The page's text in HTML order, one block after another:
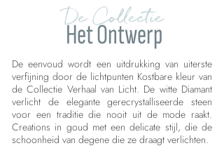
De Collectie
Het Ontwerp
De eenvoud wordt een uitdrukking van uiterste
verfijning door de lichtpunten Kostbare kleur van
de Collectie Verhaal van Licht. De witte Diamant
verlicht de elegante gerecrystalliseerde steen
voor een traditie die nooit uit de mode raakt.
Creations in goud met een delicate stijl, die de
schoonheid van degene die ze draagt verlichten.